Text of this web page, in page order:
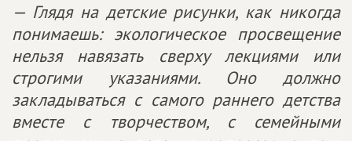
— Глядя на детские рисунки, как никогда
понимаешь: экологическое просвещение
нельзя навязать сверху лекциями или
строгими указаниями. Оно должно
закладываться с самого раннего детства
вместе с творчеством, с семейными